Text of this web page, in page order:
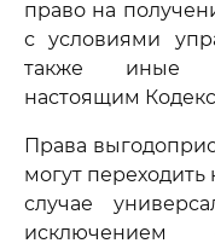
право на
с условиями
также иные
настоящим
Права
могут
случае
исключением